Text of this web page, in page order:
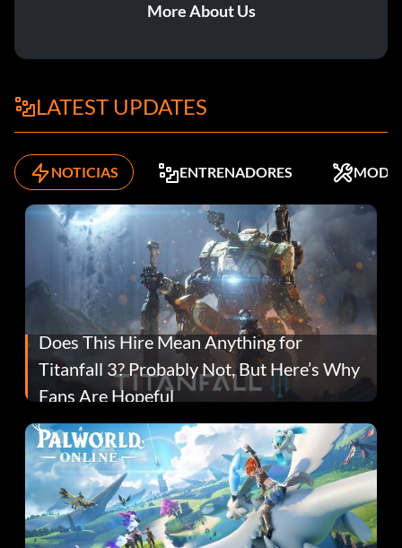
More About Us
LATEST UPDATES
NOTICIAS ENTRENADORES MODS
Does This Hire Mean Anything for
Titanfall 3? Probably Not, But Here’s Why
Fans Are Hopeful